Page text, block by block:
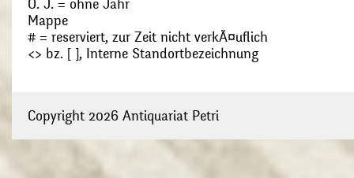
O. J. = ohne Jahr
Mappe
# = reserviert, zur Zeit nicht verkÃ¤uflich
<> bz. [ ], Interne Standortbezeichnung
Copyright 2026 Antiquariat Petri